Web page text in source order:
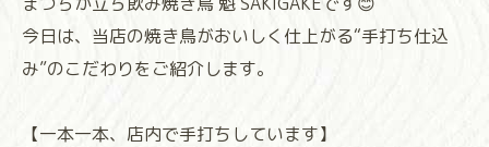
今日は、当店の焼き鳥がおいしく仕上がる“手打ち仕込
み”のこだわりをご紹介します。
【一本一本、店内で手打ちしています】